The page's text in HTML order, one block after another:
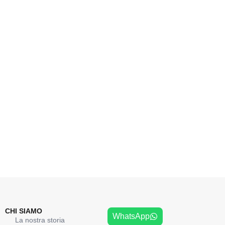
CHI SIAMO
La nostra storia
WhatsApp